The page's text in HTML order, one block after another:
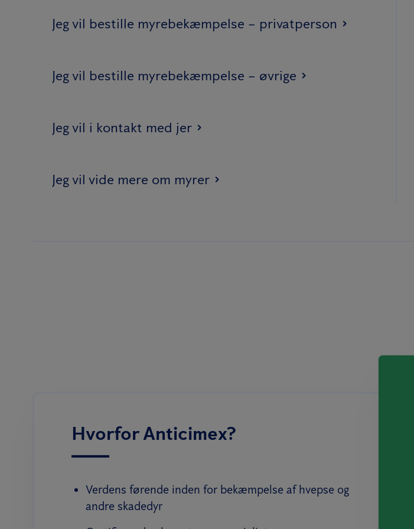
Jeg vil bestille myrebekæmpelse – privatperson
Jeg vil bestille myrebekæmpelse – øvrige
Jeg vil i kontakt med jer
Jeg vil vide mere om myrer
Hvorfor Anticimex?
Verdens førende inden for bekæmpelse af hvepse og
andre skadedyr